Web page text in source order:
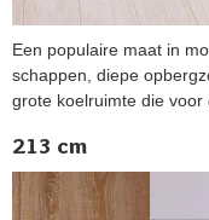
Een populaire maat in
schappen, diepe
grote koelruimte die voor
213 cm